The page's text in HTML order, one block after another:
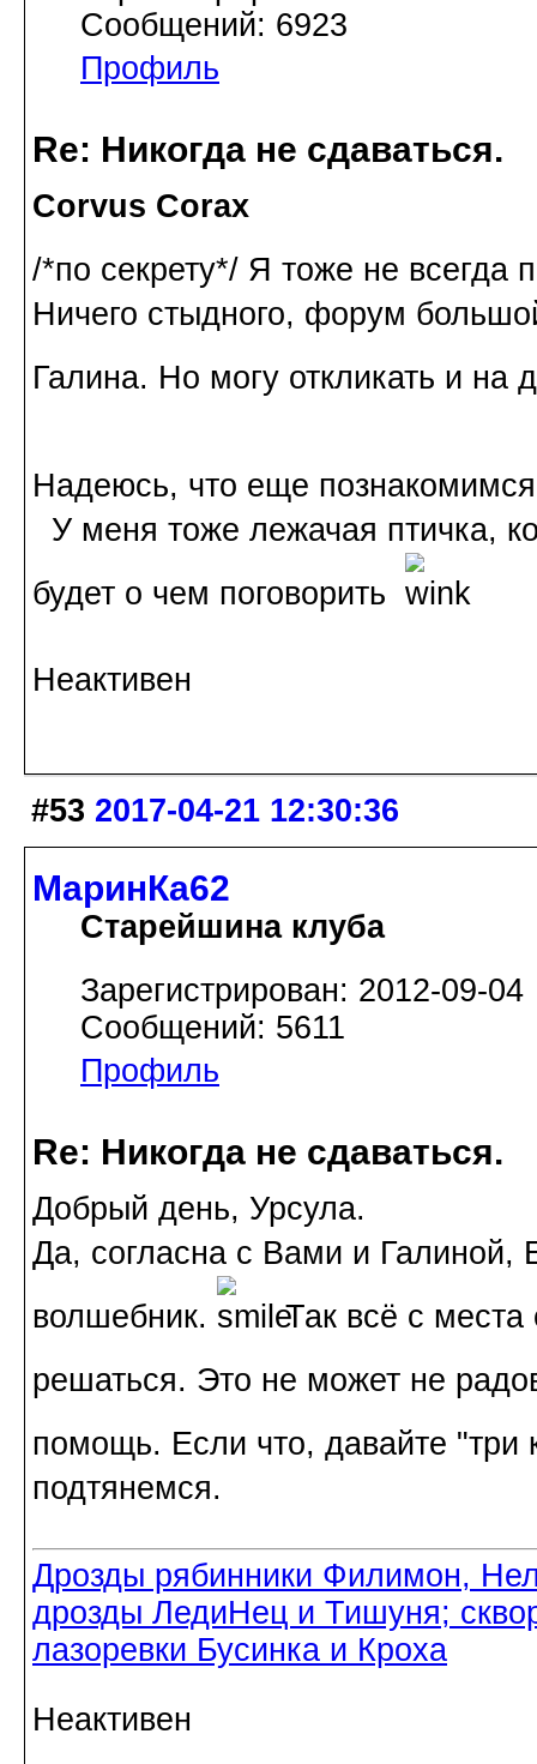
Сообщений: 6923
Профиль
Re: Никогда не сдаваться.
Corvus Corax
/*по секрету*/ Я тоже не
Ничего стыдного, форум
Галина. Но могу откликать и на
Надеюсь, что еще
У меня тоже лежачая птичка,
будет о чем поговорить
Неактивен
#53 2017-04-21 12:30:36
МаринКа62
Старейшина клуба
Зарегистрирован: 2012-09-04
Сообщений: 5611
Профиль
Re: Никогда не сдаваться.
Добрый день, Урсула.
Да, согласна с Вами и Галиной,
волшебник.
Так всё с места
решаться. Это не может не
помощь. Если что, давайте "три
подтянемся.
Дрозды рябинники Филимон,
дрозды ЛедиНец и Тишуня;
лазоревки Бусинка и Кроха
Неактивен